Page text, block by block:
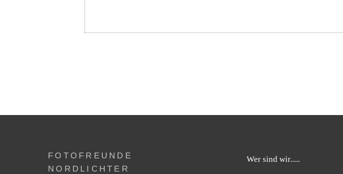
FOTOFREUNDE
NORDLICHTER
Wer sind wir.....